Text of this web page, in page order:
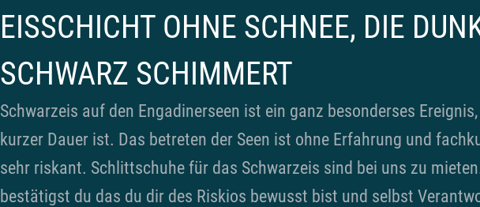
EISSCHICHT OHNE SCHNEE, DIE
SCHWARZ SCHIMMERT
Schwarzeis auf den Engadinerseen ist ein ganz besonderses
kurzer Dauer ist. Das betreten der Seen ist ohne Erfahrung und
sehr riskant. Schlittschuhe für das Schwarzeis sind bei uns zu
bestätigst du das du dir des Riskios bewusst bist und selbst